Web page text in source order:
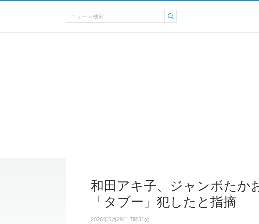
和田アキ子、ジャンボたか
「タブー」犯したと指摘
2026年5月29日 7時31分